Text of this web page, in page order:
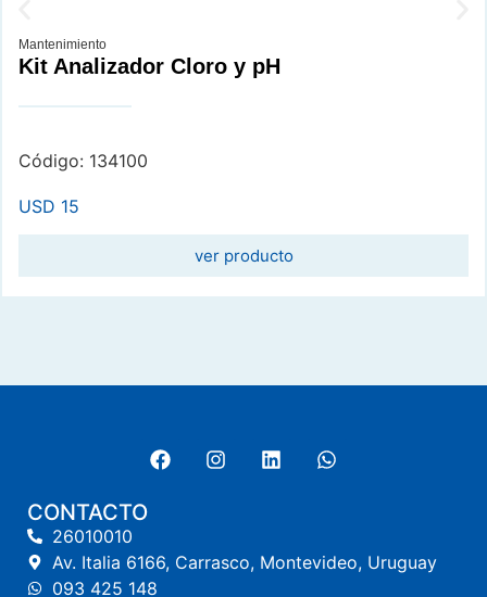
Mantenimiento
Kit Analizador Cloro y pH
Código: 134100
USD 15
ver producto
CONTACTO
26010010
Av. Italia 6166, Carrasco, Montevideo, Uruguay
093 425 148